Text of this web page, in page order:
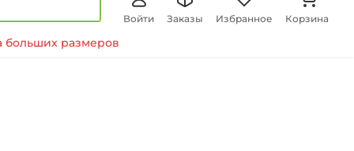
Войти Заказы Избранное Корзина
больших размеров